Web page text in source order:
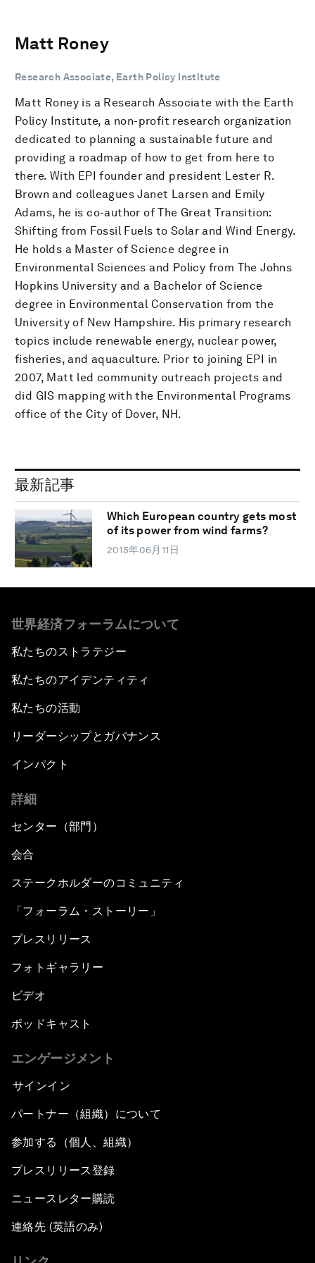
Matt Roney
Research Associate, Earth Policy Institute
Matt Roney is a Research Associate with the Earth
Policy Institute, a non-profit research organization
dedicated to planning a sustainable future and
providing a roadmap of how to get from here to
there. With EPI founder and president Lester R.
Brown and colleagues Janet Larsen and Emily
Adams, he is co-author of The Great Transition:
Shifting from Fossil Fuels to Solar and Wind Energy.
He holds a Master of Science degree in
Environmental Sciences and Policy from The Johns
Hopkins University and a Bachelor of Science
degree in Environmental Conservation from the
University of New Hampshire. His primary research
topics include renewable energy, nuclear power,
fisheries, and aquaculture. Prior to joining EPI in
2007, Matt led community outreach projects and
did GIS mapping with the Environmental Programs
office of the City of Dover, NH.
最新記事
Which European country gets most
of its power from wind farms?
2015年06月11日
世界経済フォーラムについて
私たちのストラテジー
私たちのアイデンティティ
私たちの活動
リーダーシップとガバナンス
インパクト
詳細
センター（部門）
会合
ステークホルダーのコミュニティ
「フォーラム・ストーリー」
プレスリリース
フォトギャラリー
ビデオ
ポッドキャスト
エンゲージメント
サインイン
パートナー（組織）について
参加する（個人、組織）
プレスリリース登録
ニュースレター購読
連絡先 (英語のみ)